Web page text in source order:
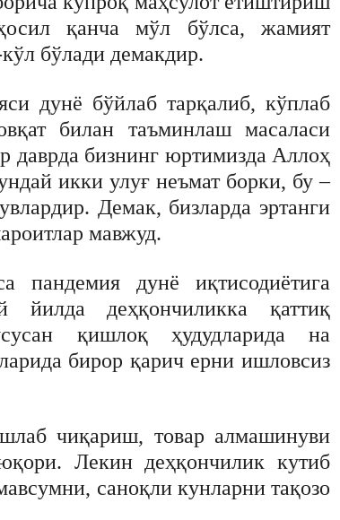
қанча мўл бўлса, жамият
бўлади демакдир.
дунё бўйлаб тарқалиб, кўплаб
билан таъминлаш масаласи
даврда бизнинг юртимизда Аллоҳ
икки улуғ неъмат борки, бу –
Демак, бизларда эртанги
мавжуд.
пандемия дунё иқтисодиётига
йилда деҳқончиликка қаттиқ
қишлоқ ҳудудларида на
бирор қарич ерни ишловсиз
чиқариш, товар алмашинуви
Лекин деҳқончилик кутиб
саноқли кунларни тақозо